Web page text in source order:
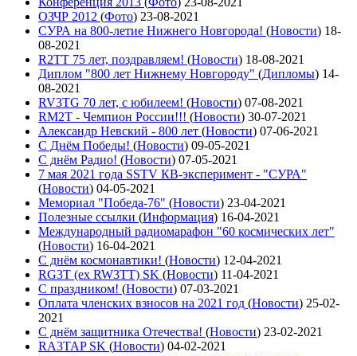
ОЗЧР 2012 (Фото) 23-08-2021
СУРА на 800-летие Нижнего Новгорода! (Новости) 18-
08-2021
R2TT 75 лет, поздравляем! (Новости) 18-08-2021
Диплом "800 лет Нижнему Новгороду" (Дипломы) 14-
08-2021
RV3TG 70 лет, с юбилеем! (Новости) 07-08-2021
RM2T - Чемпион России!!! (Новости) 30-07-2021
Александр Невский - 800 лет (Новости) 07-06-2021
С Днём Победы! (Новости) 09-05-2021
C днём Радио! (Новости) 07-05-2021
7 мая 2021 года SSTV КВ-эксперимент - "СУРА"
(Новости) 04-05-2021
Мемориал "Победа-76" (Новости) 23-04-2021
Полезные ссылки (Информация) 16-04-2021
Международный радиомарафон "60 космических лет"
(Новости) 16-04-2021
С днём космонавтики! (Новости) 12-04-2021
RG3T (ex RW3TT) SK (Новости) 11-04-2021
С праздником! (Новости) 07-03-2021
Оплата членских взносов на 2021 год (Новости) 25-02-
2021
С днём защитника Отечества! (Новости) 23-02-2021
RA3TAP SK (Новости) 04-02-2021